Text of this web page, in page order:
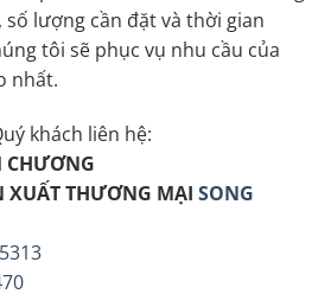
lượng cần đặt và thời gian
tôi sẽ phục vụ nhu cầu của
nhất.
khách liên hệ:
CHƯƠNG
XUẤT THƯƠNG MẠI SONG